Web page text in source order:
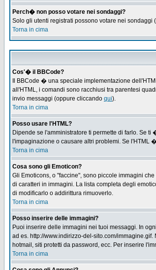
Perch� non posso votare nei sondaggi?
Solo gli utenti registrati possono votare nei
Torna in cima
Cos'� il BBCode?
Il BBCode � una speciale implementazione
all'HTML, i comandi sono racchiusi tra parentesi
invio messaggi (oppure cliccando qui).
Torna in cima
Posso usare l'HTML?
Dipende se l'amministratore ti permette di farlo. Se
l'impaginazione o causare altri problemi. Se l'HTML
Torna in cima
Cosa sono gli Emoticon?
Gli Emoticons, o "faccine", sono piccole immagini
di caratteri in immagini. La lista completa degli
di modificarlo o addirittura rimuoverlo.
Torna in cima
Posso inserire delle immagini?
Puoi inserire delle immagini nei tuoi messaggi. In
ad es. http://www.indirizzo-del-sito.com/
hotmail, siti protetti da password, ecc. Per inserire
Torna in cima